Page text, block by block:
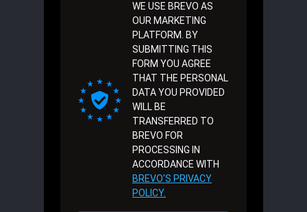
WE USE BREVO AS
OUR MARKETING
PLATFORM. BY
SUBMITTING THIS
FORM YOU AGREE
THAT THE PERSONAL
DATA YOU PROVIDED
WILL BE
TRANSFERRED TO
BREVO FOR
PROCESSING IN
ACCORDANCE WITH
BREVO'S PRIVACY
POLICY.